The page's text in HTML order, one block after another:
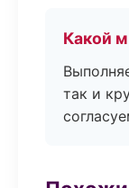
Какой
так и